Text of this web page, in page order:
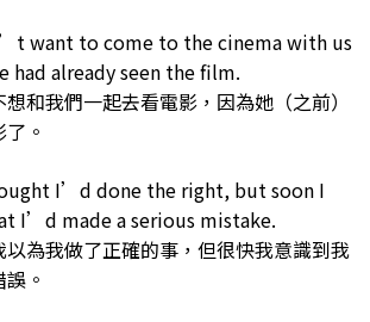
want to come to the cinema with us
had already seen the film.
和我們一起去看電影，因為她（之前）
。
I’d done the right, but soon I
I’d made a serious mistake.
為我做了正確的事，但很快我意識到我
。